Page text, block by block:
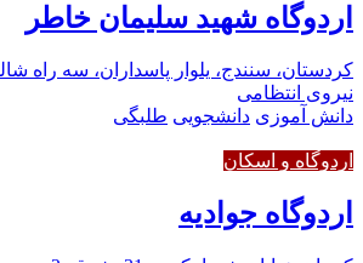
اردوگاه شهید سلیمان خاطر
کردستان، سنندج، یلوار پاسداران، سه راه
نیروی انتظامی
دانش آموزی دانشجویی طلبگی
اردوگاه و اسکان
اردوگاه جوادیه